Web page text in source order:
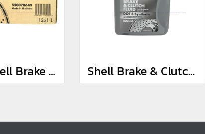
[ยกลัง] Shell Brake & Clutch Fluid DOT 3 Synthetic น้ำมันเบรค & คลัทช์ (12x1L) Shell Brake & Clutch Fluid DOT 4 Synthetic น้ำมันเบรค & คลัทช์ มาตราฐานสูง (500ML.)